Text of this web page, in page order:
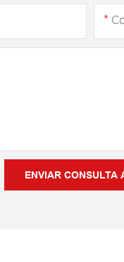
ENVIAR CONSULTA